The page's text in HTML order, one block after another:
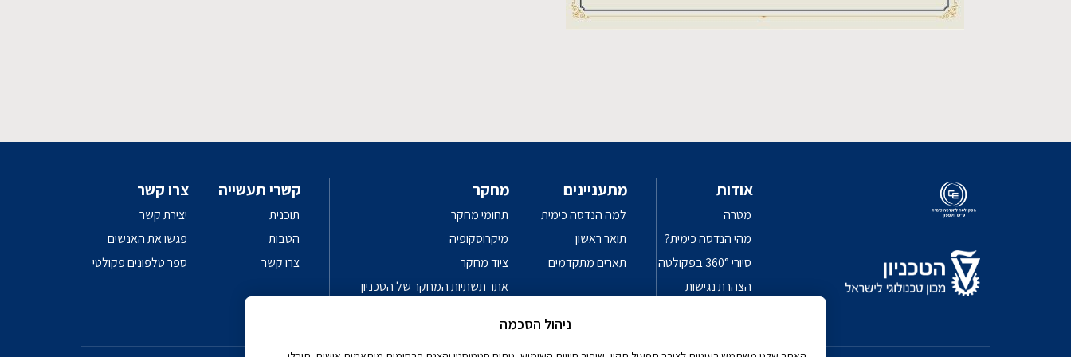
אודות
מטרה
מהי הנדסה כימית?
סיורי 360° בפקולטה
הצהרת נגישות
מתעניינים
למה הנדסה כימית
תואר ראשון
תארים מתקדמים
מחקר
תחומי מחקר
מיקרוסקופיה
ציוד מחקר
אתר תשתיות המחקר של הטכניון
קשרי תעשייה
תוכנית
הטבות
צרו קשר
צרו קשר
יצירת קשר
פגשו את האנשים
ספר טלפונים פקולטי
ניהול הסכמה